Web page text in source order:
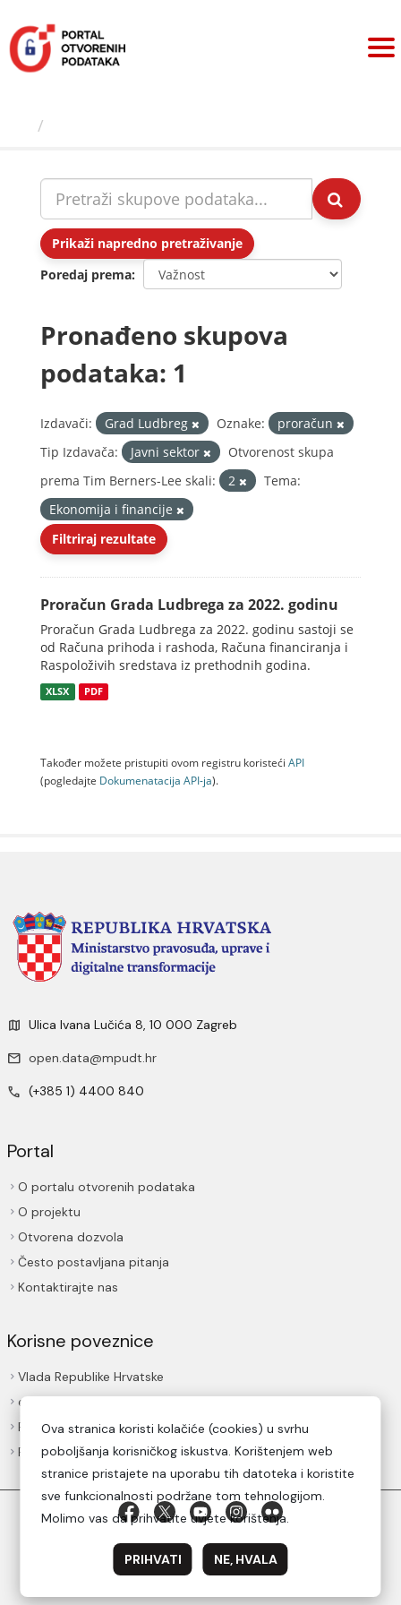
sadržaj
Prikaži napredno pretraživanje
Poredaj prema
Pronađeno skupova
podataka: 1
Izdavači: Grad Ludbreg Oznake:
proračun
Tip Izdavača:
Javni sektor
Otvorenost skupa
prema Tim Berners-Lee skali:
2
Tema:
Ekonomija i financije
Filtriraj rezultate
Proračun Grada Ludbrega za 2022. godinu
Proračun Grada Ludbrega za 2022. godinu sastoji se
od Računa prihoda i rashoda, Računa financiranja i
Raspoloživih sredstava iz prethodnih godina.
XLSX PDF
Također možete pristupiti ovom registru koristeći API
(pogledajte Dokumenаtаcijа API-jа).